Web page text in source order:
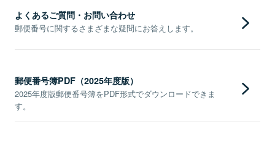
よくあるご質問・お問い合わせ
郵便番号に関するさまざまな疑問にお答えします。
郵便番号簿PDF（2025年度版）
2025年度版郵便番号簿をPDF形式でダウンロードできま
す。